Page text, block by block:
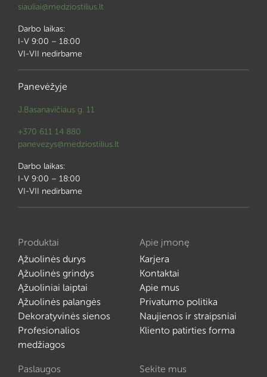
siauliai@medziostilius.lt
Darbo laikas:
I-V 9:00 – 18:00
VI-VII nedirbame
Panevėžyje
J.Basanavičiaus g. 11
+370 611 14 880
panevezys@medziostilius.lt
Darbo laikas:
I-V 9:00 – 18:00
VI-VII nedirbame
Produktai
Ąžuolinės durys
Ąžuolinės grindys
Ąžuoliniai laiptai
Ąžuolinės palangės
Dekoratyvinės sienos
Profesionalios
medžiagos
Apie įmonę
Karjera
Kontaktai
Apie mus
Privatumo politika
Naujienos ir straipsniai
Kliento patirties forma
Paslaugos Sekite mus